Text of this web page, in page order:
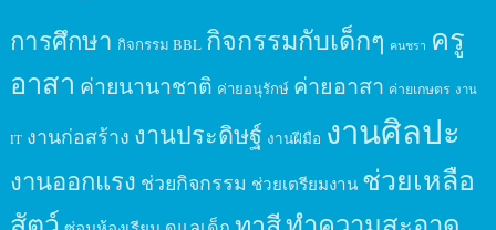
การศึกษา กิจกรรม BBL กิจกรรมกับเด็กๆ คนชรา ครู
อาสา ค่ายนานาชาติ ค่ายอนุรักษ์ ค่ายอาสา ค่ายเกษตร งาน
IT งานก่อสร้าง งานประดิษฐ์ งานฝีมือ งานศิลปะ
งานออกแรง ช่วยกิจกรรม ช่วยเตรียมงาน ช่วยเหลือ